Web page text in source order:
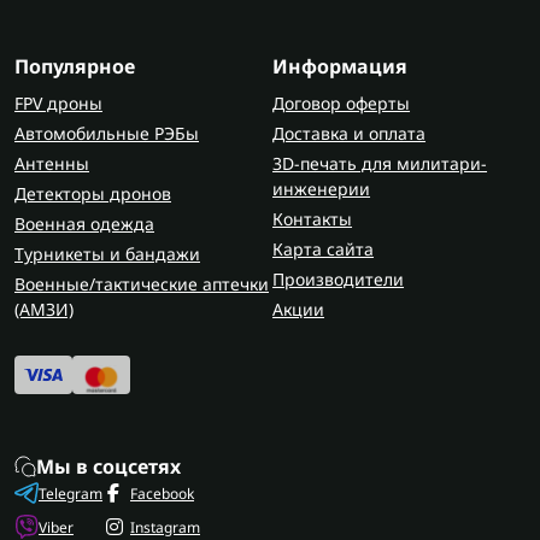
быстрое переключение между программами и
Она может заменять проектор и классическую
доску, упрощая организацию рабочего
пространства и снижая количество
оборудования. Для задач, где важна совместная
работа на поверхности, также подойдут
интерактивные столы.
панели
Сфера применения охватывает несколько
в школах — для проведения уроков и работы с
учебными материалами;
Популярное
FPV дроны
Автомобильные РЭБы
Антенны
Детекторы дронов
Военная одежда
Турникеты и бандажи
Военные/тактические аптечки
(AMЗИ)
Информация
Договор оферты
Доставка и оплата
3D-печать для милитари-
инженерии
Контакты
Карта сайта
Производители
Акции
Мы в соцсетях
Telegram
Viber
Facebook
Instagram